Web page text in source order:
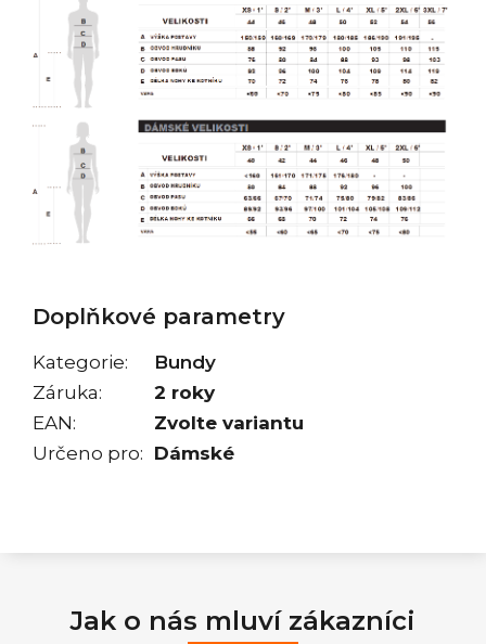
Doplňkové parametry
Kategorie:
Bundy
Záruka:
2 roky
EAN:
Zvolte variantu
Určeno pro: Dámské
Jak o nás mluví zákazníci